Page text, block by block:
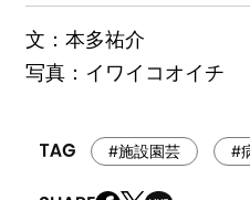
文：本多祐介
写真：イワイコオイチ
#施設園芸 #